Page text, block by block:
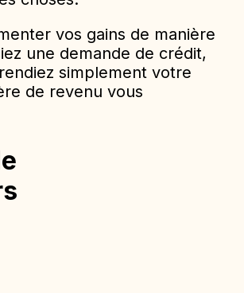
vos gains de manière
une demande de crédit,
simplement votre
de revenu vous